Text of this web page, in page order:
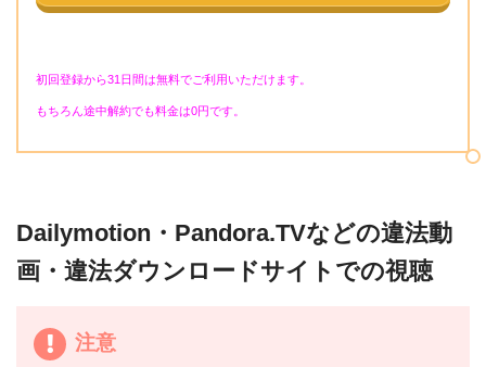
話
話
「初体験！庶民のダブルデート」
話
初回登録から31日間は無料でご利用いただけます。
もちろん途中解約でも料金は0円です。
Dailymotion・Pandora.TVなどの違法動
画・違法ダウンロードサイトでの視聴
注意